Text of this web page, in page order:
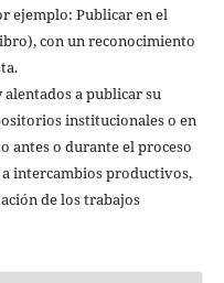
ejemplo: Publicar en el
con un reconocimiento
a publicar su
institucionales o en
antes o durante el proceso
intercambios productivos,
de los trabajos